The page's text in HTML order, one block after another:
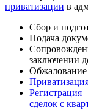
приватизации в
Сбор и
Подача
заключении
Обжалование
сделок с